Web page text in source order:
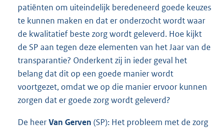
patiënten om uiteindelijk beredeneerd goede keuzes
te kunnen maken en dat er onderzocht wordt waar
de kwalitatief beste zorg wordt geleverd. Hoe kijkt
de SP aan tegen deze elementen van het Jaar van de
transparantie? Onderkent zij in ieder geval het
belang dat dit op een goede manier wordt
voortgezet, omdat we op die manier ervoor kunnen
zorgen dat er goede zorg wordt geleverd?
De heerVan Gerven (SP): Het probleem met de zorg